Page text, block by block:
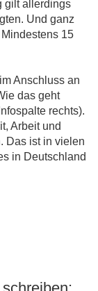
gilt allerdings
Und ganz
15
Anschluss an
das geht
rechts).
Arbeit und
Das ist in vielen
in Deutschland